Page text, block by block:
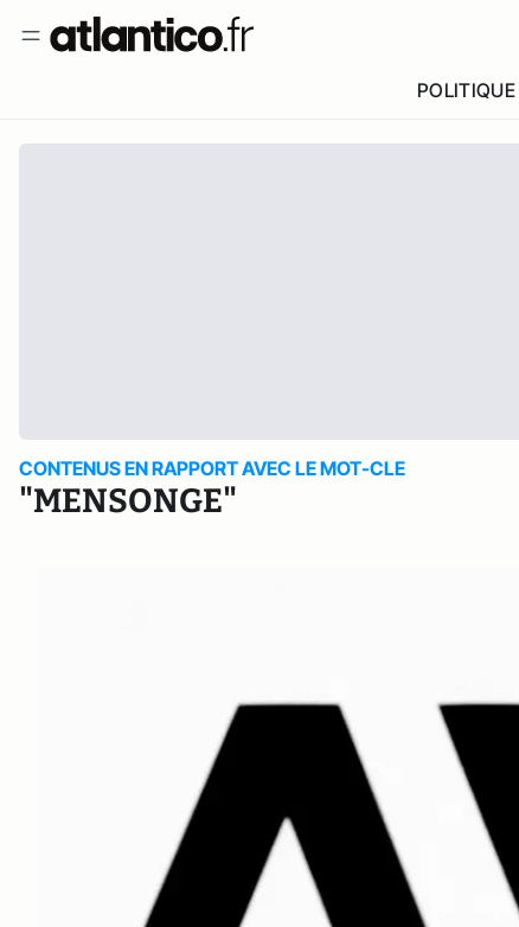
POLITIQUE
CONTENUS EN RAPPORT AVEC LE MOT-CLE
"MENSONGE"